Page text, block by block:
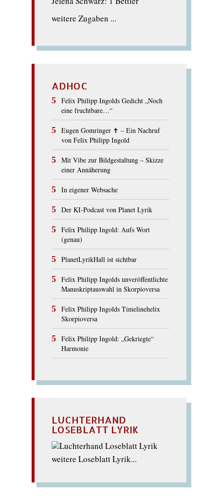
weitere Zugaben ...
ADHOC
Felix Philipp Ingolds Gedicht „Noch
eine fruchtbare…“
Eugen Gomringer ✝︎ – Ein Nachruf
von Felix Philipp Ingold
Mit Vibe zur Bildgestaltung – Skizze
einer Annäherung
In eigener Websache
Der KI-Podcast von Planet Lyrik
Felix Philipp Ingold: Aufs Wort
(genau)
PlanetLyrikHall ist sichtbar
Felix Philipp Ingolds unveröffentlichte
Manuskriptauswahl in Skorpioversa
Felix Philipp Ingolds Timelinehelix
Skorpioversa
Felix Philipp Ingold: „Gekriegte“
Harmonie
LUCHTERHAND
LOSEBLATT LYRIK
weitere Loseblatt Lyrik...